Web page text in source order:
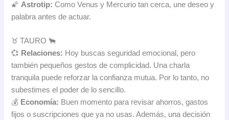
🌠 Astrotip: Como Venus y Mercurio tan cerca, une deseo y
palabra antes de actuar.
♉ TAURO 🐂
💞 Relaciones: Hoy buscas seguridad emocional, pero
también pequeños gestos de complicidad. Una charla
tranquila puede reforzar la confianza mutua. Por lo tanto, no
subestimes el poder de lo sencillo.
💰 Economía: Buen momento para revisar ahorros, gastos
fijos o suscripciones que ya no usas. Además, una decisión